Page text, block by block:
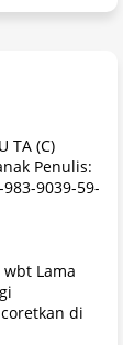
TA (C)
Penulis:
9039-59-
Lama
di